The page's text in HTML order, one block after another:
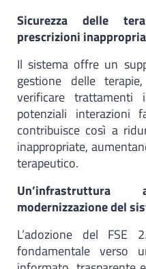
Sicurezza delle
prescrizioni
Il sistema offre un
gestione delle
verificare
potenziali interazioni
contribuisce così a
inappropriate,
terapeutico.
modernizzazione del
L’adozione del FSE
fondamentale verso